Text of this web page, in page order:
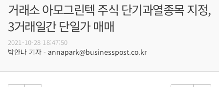
거래소 아모그린텍 주식 단기과열종목 지정,
3거래일간 단일가 매매
2021-10-28 18:47:50
박안나 기자 - annapark@businesspost.co.kr